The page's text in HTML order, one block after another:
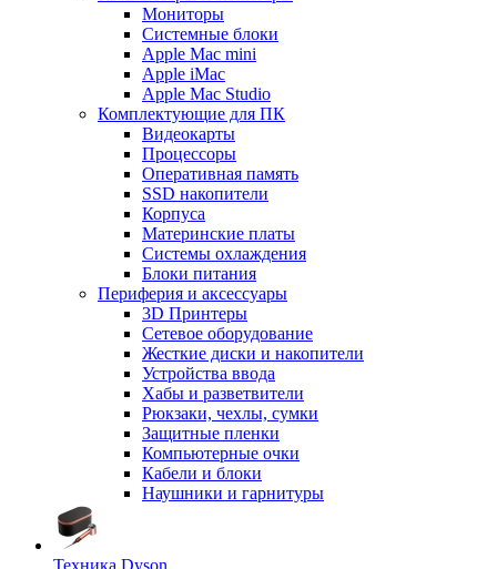
Мониторы
Системные блоки
Apple Mac mini
Apple iMac
Apple Mac Studio
Комплектующие для ПК
Видеокарты
Процессоры
Оперативная память
SSD накопители
Корпуса
Материнские платы
Системы охлаждения
Блоки питания
Периферия и аксессуары
3D Принтеры
Сетевое оборудование
Жесткие диски и накопители
Устройства ввода
Хабы и разветвители
Рюкзаки, чехлы, сумки
Защитные пленки
Компьютерные очки
Кабели и блоки
Наушники и гарнитуры
Техника Dyson